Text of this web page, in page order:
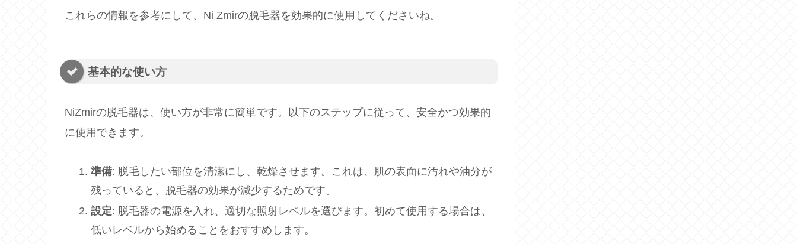
これらの情報を参考にして、Ni Zmirの脱毛器を効果的に使用してくださいね。
基本的な使い方
NiZmirの脱毛器は、使い方が非常に簡単です。以下のステップに従って、安全かつ効果的
に使用できます。
準備: 脱毛したい部位を清潔にし、乾燥させます。これは、肌の表面に汚れや油分が
残っていると、脱毛器の効果が減少するためです。
設定: 脱毛器の電源を入れ、適切な照射レベルを選びます。初めて使用する場合は、
低いレベルから始めることをおすすめします。